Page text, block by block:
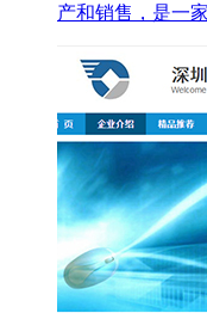
产和销售，是一